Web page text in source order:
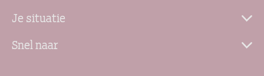
Je situatie
Snel naar